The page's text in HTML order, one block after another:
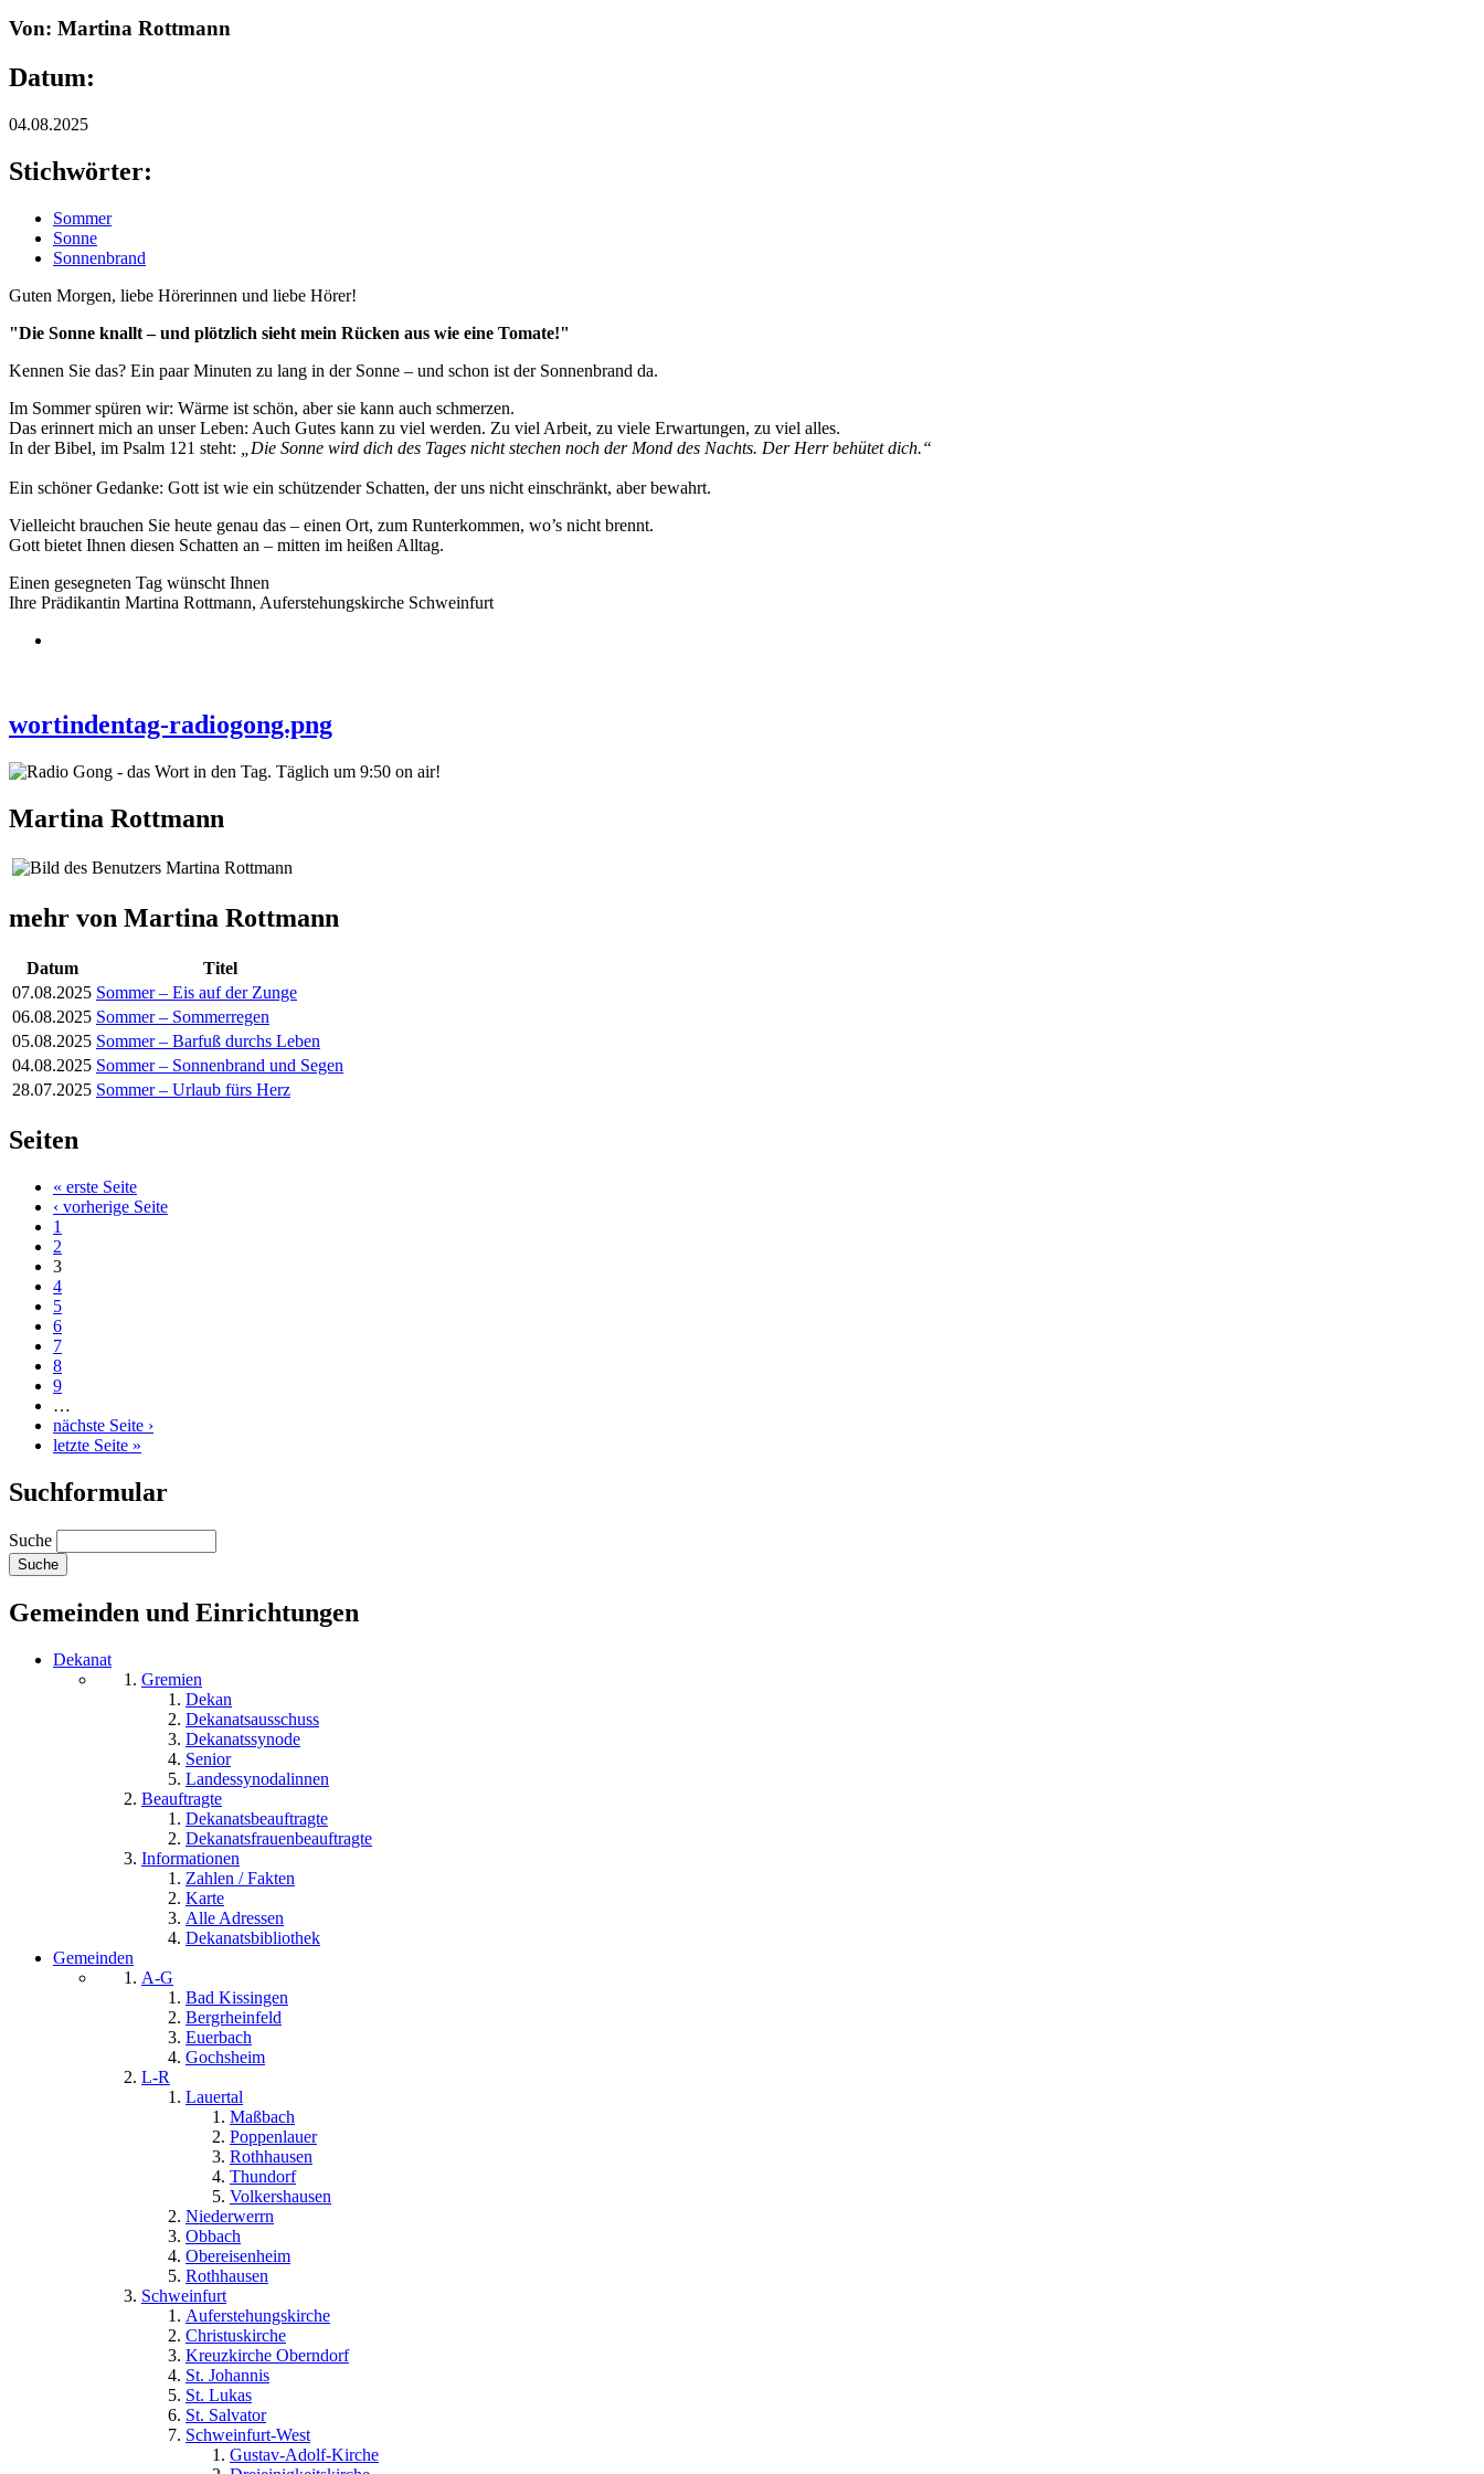
Von: Martina Rottmann
Datum:
04.08.2025
Stichwörter:
Sommer
Sonne
Sonnenbrand
Guten Morgen, liebe Hörerinnen und liebe Hörer!
"Die Sonne knallt – und plötzlich sieht mein Rücken aus wie eine Tomate!"
Kennen Sie das? Ein paar Minuten zu lang in der Sonne – und schon ist der Sonnenbrand da.
Im Sommer spüren wir: Wärme ist schön, aber sie kann auch schmerzen.
Das erinnert mich an unser Leben: Auch Gutes kann zu viel werden. Zu viel Arbeit, zu viele Erwartungen, zu viel alles.
In der Bibel, im Psalm 121 steht:
„Die Sonne wird dich des Tages nicht stechen noch der Mond des Nachts. Der Herr behütet dich.“
Ein schöner Gedanke: Gott ist wie ein schützender Schatten, der uns nicht einschränkt, aber bewahrt.
Vielleicht brauchen Sie heute genau das – einen Ort, zum Runterkommen, wo’s nicht brennt.
Gott bietet Ihnen diesen Schatten an – mitten im heißen Alltag.
Einen gesegneten Tag wünscht Ihnen
Ihre Prädikantin Martina Rottmann, Auferstehungskirche Schweinfurt
wortindentag-radiogong.png
Martina Rottmann
mehr von Martina Rottmann
Datum
Titel
07.08.2025 Sommer – Eis auf der Zunge
06.08.2025 Sommer – Sommerregen
05.08.2025 Sommer – Barfuß durchs Leben
04.08.2025 Sommer – Sonnenbrand und Segen
28.07.2025 Sommer – Urlaub fürs Herz
Seiten
« erste Seite
‹ vorherige Seite
1
2
3
4
5
6
7
8
9
…
nächste Seite ›
letzte Seite »
Suchformular
Suche
Gemeinden und Einrichtungen
Dekanat
Gremien
Dekan
Dekanatsausschuss
Dekanatssynode
Senior
Landessynodalinnen
Beauftragte
Dekanatsbeauftragte
Dekanatsfrauenbeauftragte
Informationen
Zahlen / Fakten
Karte
Alle Adressen
Dekanatsbibliothek
Gemeinden
A-G
Bad Kissingen
Bergrheinfeld
Euerbach
Gochsheim
L-R
Lauertal
Maßbach
Poppenlauer
Rothhausen
Thundorf
Volkershausen
Niederwerrn
Obbach
Obereisenheim
Rothhausen
Schweinfurt
Auferstehungskirche
Christuskirche
Kreuzkirche Oberndorf
St. Johannis
St. Lukas
St. Salvator
Schweinfurt-West
Gustav-Adolf-Kirche